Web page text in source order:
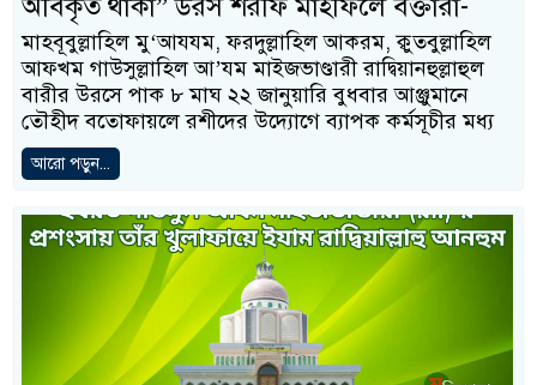
মাহবূবুল্লাহিল‌ মু‘আযযম, ফরদুল্লাহিল আকরম, ক্বুতবুল্লাহিল
আফখম গাউসুল্লাহিল আ’যম মাইজভাণ্ডারী রাদ্বিয়ানহুল্লাহুল
বারীর উরসে পাক ৮ মাঘ ২২ জানুয়ারি বুধবার আঞ্জুমানে
তৌহীদ বতোফায়লে রশীদের উদ্যোগে ব্যাপক কর্মসূচীর মধ্য
আরো পড়ুন...